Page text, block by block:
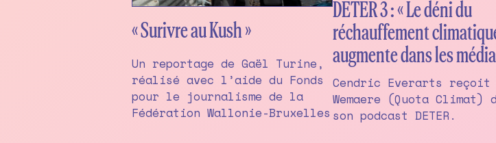
« Surivre au Kush »
Un reportage de Gaël Turine,
réalisé avec l’aide du Fonds
pour le journalisme de la
Fédération Wallonie-Bruxelles
DETER 3 : « Le déni du
réchauffement
augmente dans les
Cendric Everarts reçoit
Wemaere (Quota Climat)
son podcast DETER.